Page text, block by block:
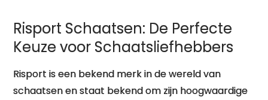
Risport Schaatsen: De Perfecte
Keuze voor Schaatsliefhebbers
Risport is een bekend merk in de wereld van
schaatsen en staat bekend om zijn hoogwaardige